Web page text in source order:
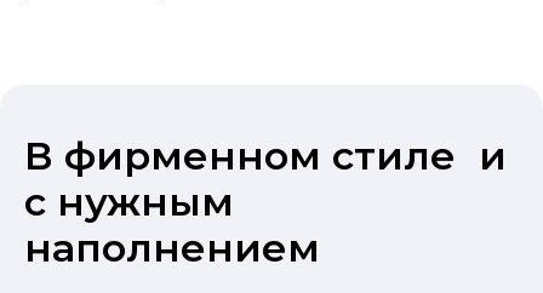
В фирменном стиле и
с нужным
наполнением